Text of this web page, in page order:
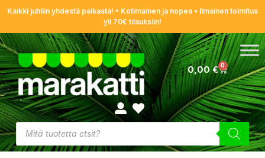
Kaikki juhliin yhdestä paikasta! • Kotimainen ja nopea • Ilmainen toimitus
yli 70€ tilauksiin!
0,00€ 0